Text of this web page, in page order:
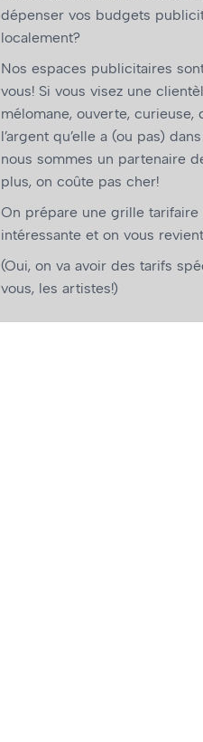
dépenser vos budgets
localement?
Nos espaces publicitaires
vous! Si vous visez une
mélomane, ouverte, curieuse,
l’argent qu’elle a (ou pas)
nous sommes un partenaire
plus, on coûte pas cher!
On prépare une grille tarifaire
intéressante et on vous
(Oui, on va avoir des tarifs
vous, les artistes!)